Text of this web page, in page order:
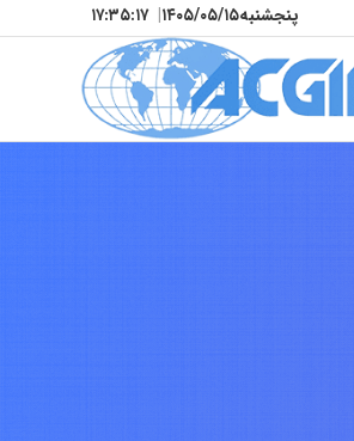
پنجشنبه۱۴۰۵/۰۵/۱۵| ۱۷:۳۵:۱۹